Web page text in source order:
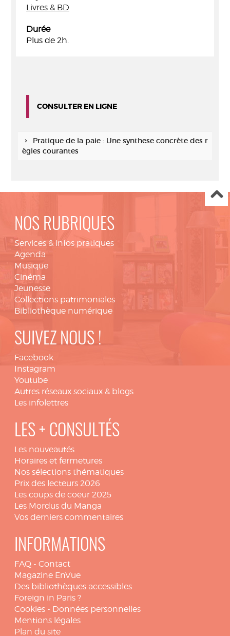
Livres & BD
Durée
Plus de 2h.
CONSULTER EN LIGNE
Pratique de la paie : Une synthese concrète des r
ègles courantes
NOS RUBRIQUES
Services & infos pratiques
Agenda
Musique
Cinéma
Jeunesse
Collections patrimoniales
Bibliothèque numérique
SUIVEZ NOUS !
Facebook
Instagram
Youtube
Autres réseaux sociaux & blogs
Les infolettres
LES + CONSULTÉS
Les nouveautés
Horaires et fermetures
Nos sélections thématiques
Prix des lecteurs 2026
Les coups de coeur 2025
Les Mordus du Manga
Vos derniers commentaires
INFORMATIONS
FAQ - Contact
Magazine EnVue
Des bibliothèques accessibles
Foreign in Paris ?
Cookies - Données personnelles
Mentions légales
Plan du site